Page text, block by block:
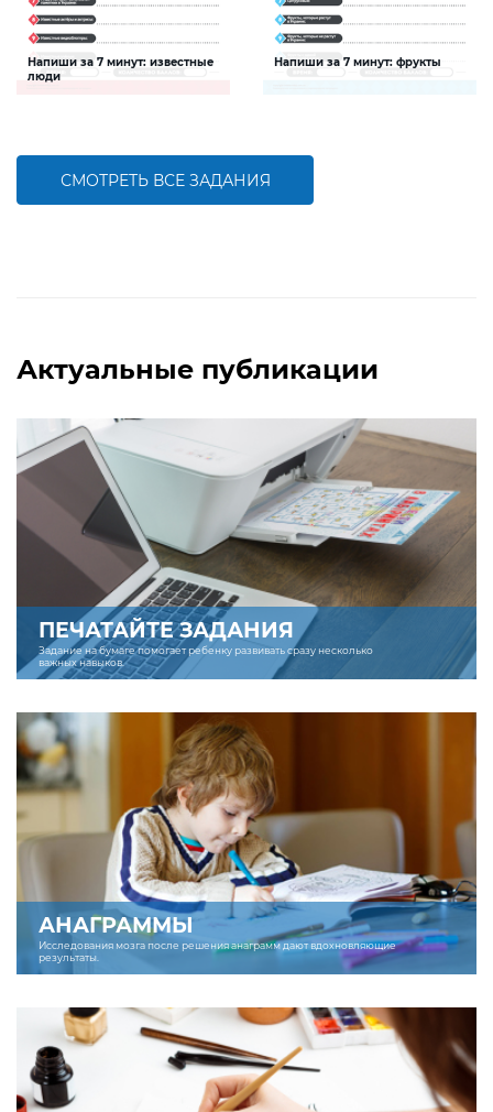
Напиши за 7 минут: известные
люди
Напиши за 7 минут: фрукты
СМОТРЕТЬ ВСЕ ЗАДАНИЯ
Актуальные публикации
ПЕЧАТАЙТЕ ЗАДАНИЯ
Задание на бумаге помогает ребенку развивать сразу несколько
важных навыков.
АНАГРАММЫ
Исследования мозга после решения анаграмм дают вдохновляющие
результаты.